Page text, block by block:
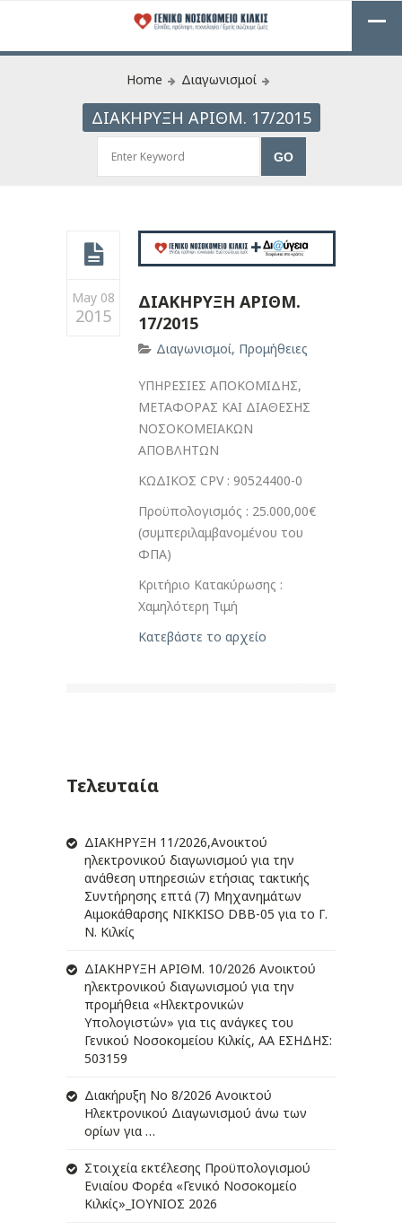
Home Διαγωνισμοί
ΔIΑΚΗΡΥΞΗ ΑΡIΘΜ. 17/2015
May 08
2015
ΔIΑΚΗΡΥΞΗ ΑΡIΘΜ.
17/2015
Διαγωνισμοί, Προμήθειες
ΥΠΗΡΕΣΙΕΣ ΑΠΟΚΟΜΙΔΗΣ,
ΜΕΤΑΦΟΡΑΣ ΚΑΙ ΔΙΑΘΕΣΗΣ
ΝΟΣΟΚΟΜΕΙΑΚΩΝ
ΑΠΟΒΛΗΤΩΝ
ΚΩΔΙΚΟΣ CPV : 90524400-0
Προϋπολογισμός : 25.000,00€
(συμπεριλαμβανομένου του
ΦΠΑ)
Κριτήριο Κατακύρωσης :
Χαμηλότερη Τιμή
Κατεβάστε το αρχείο
Τελευταία
ΔIΑΚΗΡΥΞΗ 11/2026,Ανοικτού
ηλεκτρονικού διαγωνισμού για την
ανάθεση υπηρεσιών ετήσιας τακτικής
Συντήρησης επτά (7) Μηχανημάτων
Αιμοκάθαρσης NIKKISO DBB-05 για το Γ.
Ν. Κιλκίς
ΔIΑΚΗΡΥΞΗ ΑΡIΘΜ. 10/2026 Ανοικτού
ηλεκτρονικού διαγωνισμού για την
προμήθεια «Ηλεκτρονικών
Υπολογιστών» για τις ανάγκες του
Γενικού Νοσοκομείου Κιλκίς, ΑΑ ΕΣΗΔΗΣ:
503159
Διακήρυξη Νο 8/2026 Ανοικτού
Ηλεκτρονικού Διαγωνισμού άνω των
ορίων για …
Στοιχεία εκτέλεσης Προϋπολογισμού
Ενιαίου Φορέα «Γενικό Νοσοκομείο
Κιλκίς»_ΙΟΥΝΙΟΣ 2026